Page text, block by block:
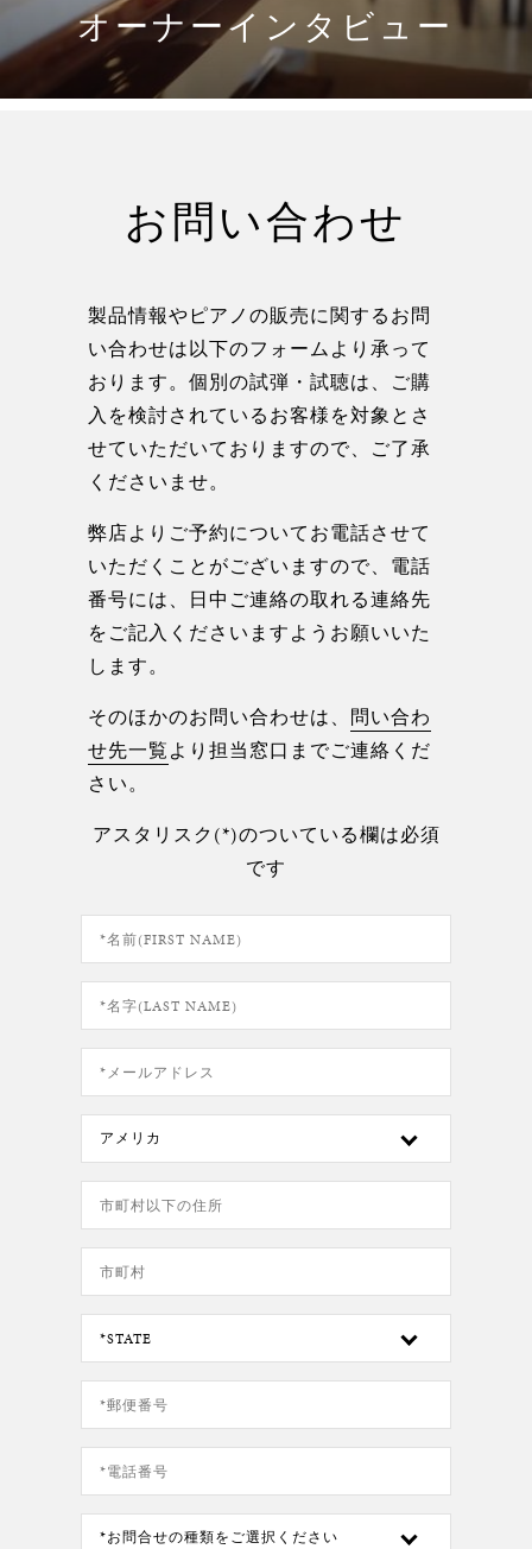
オーナーインタビュー
OTHER ARTICLES
お問い合わせ
製品情報やピアノの販売に関するお問
い合わせは以下のフォームより承って
おります。個別の試弾・試聴は、ご購
入を検討されているお客様を対象とさ
せていただいておりますので、ご了承
くださいませ。
弊店よりご予約についてお電話させて
いただくことがございますので、電話
番号には、日中ご連絡の取れる連絡先
をご記入くださいますようお願いいた
します。
そのほかのお問い合わせは、 問い合わ
せ先一覧より担当窓口までご連絡くだ
さい。
アスタリスク(*)のついている欄は必須
です